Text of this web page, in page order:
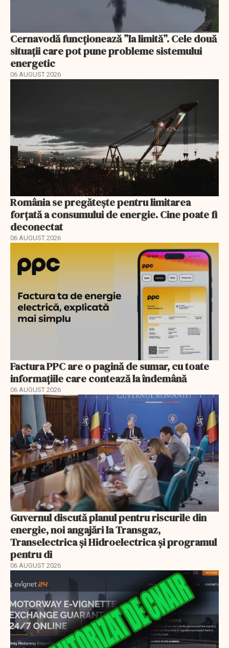
Cernavodă funcționează ”la limită”. Cele două
situații care pot pune probleme sistemului
energetic
06 AUGUST 2026
România se pregătește pentru limitarea
forțată a consumului de energie. Cine poate fi
deconectat
06 AUGUST 2026
Factura PPC are o pagină de sumar, cu toate
informațiile care contează la îndemână
06 AUGUST 2026
Guvernul discută planul pentru riscurile din
energie, noi angajări la Transgaz,
Transelectrica și Hidroelectrica și programul
pentru di
06 AUGUST 2026